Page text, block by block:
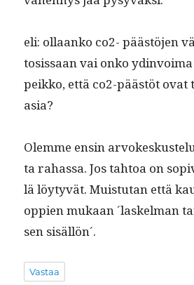
eli: ollaanko co2- päästö­jen
tosis­saan vai onko
peikko, että co2-päästöt
asia?
Olemme ensin
ta rahas­sa. Jos tah­toa on
lä löy­tyvät. Muis­tu­tan että
oppi­en mukaan ´laskel­man
sen sisällön´.
Vastaa